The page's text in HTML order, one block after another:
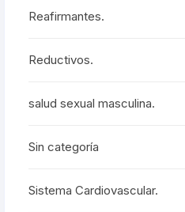
Reafirmantes.
Reductivos.
salud sexual masculina.
Sin categoría
Sistema Cardiovascular.